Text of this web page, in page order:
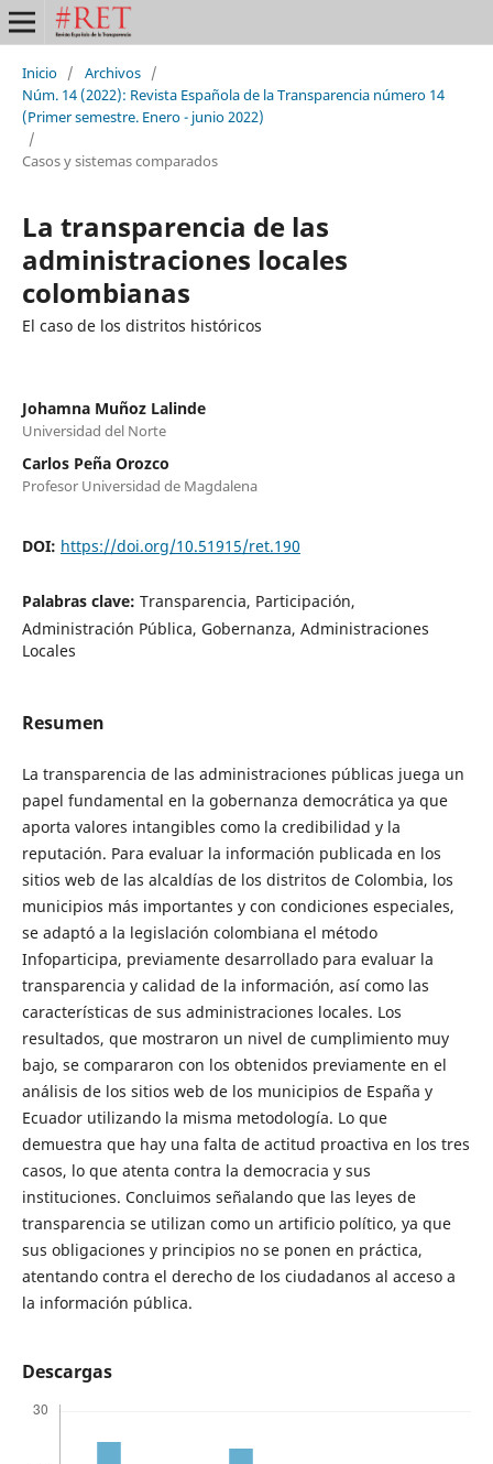
Inicio / Archivos /
Núm. 14 (2022): Revista Española de la Transparencia número 14
(Primer semestre. Enero - junio 2022)
/
Casos y sistemas comparados
La transparencia de las
administraciones locales
colombianas
El caso de los distritos históricos
Johamna Muñoz Lalinde
Universidad del Norte
Carlos Peña Orozco
Profesor Universidad de Magdalena
DOI: https://doi.org/10.51915/ret.190
Palabras clave: Transparencia, Participación,
Administración Pública, Gobernanza, Administraciones
Locales
Resumen
La transparencia de las administraciones públicas juega un
papel fundamental en la gobernanza democrática ya que
aporta valores intangibles como la credibilidad y la
reputación. Para evaluar la información publicada en los
sitios web de las alcaldías de los distritos de Colombia, los
municipios más importantes y con condiciones especiales,
se adaptó a la legislación colombiana el método
Infoparticipa, previamente desarrollado para evaluar la
transparencia y calidad de la información, así como las
características de sus administraciones locales. Los
resultados, que mostraron un nivel de cumplimiento muy
bajo, se compararon con los obtenidos previamente en el
análisis de los sitios web de los municipios de España y
Ecuador utilizando la misma metodología. Lo que
demuestra que hay una falta de actitud proactiva en los tres
casos, lo que atenta contra la democracia y sus
instituciones. Concluimos señalando que las leyes de
transparencia se utilizan como un artificio político, ya que
sus obligaciones y principios no se ponen en práctica,
atentando contra el derecho de los ciudadanos al acceso a
la información pública.
Descargas